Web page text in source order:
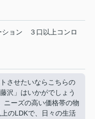
ション
３口以上コンロ
させたいならこちらの
沢」はいかがでしょう
ーズの高い価格帯の物
のLDKで、日々の生活